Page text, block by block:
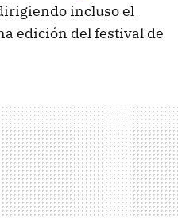
incluso el
edición del festival de